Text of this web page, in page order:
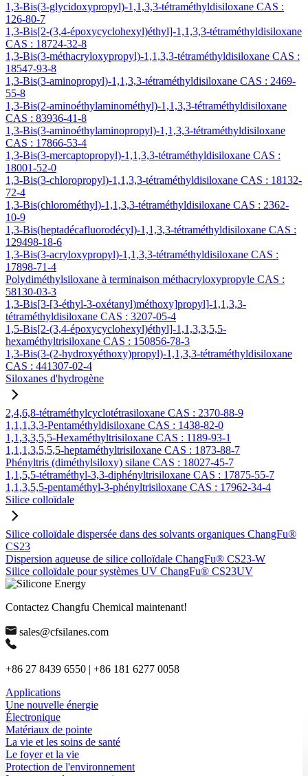
1,3-Bis(3-glycidoxypropyl)-1,1,3,3-tétraméthyldisiloxane CAS :
126-80-7
1,3-Bis[2-(3,4-époxycyclohexyl)éthyl]-1,1,3,3-tétraméthyldisiloxane
CAS : 18724-32-8
1,3-Bis(3-méthacryloxypropyl)-1,1,3,3-tétraméthyldisiloxane CAS :
18547-93-8
1,3-Bis(3-aminopropyl)-1,1,3,3-tétraméthyldisiloxane CAS : 2469-
55-8
1,3-Bis(2-aminoéthylaminométhyl)-1,1,3,3-tétraméthyldisiloxane
CAS : 83936-41-8
1,3-Bis(3-aminoéthylaminopropyl)-1,1,3,3-tétraméthyldisiloxane
CAS : 17866-53-4
1,3-Bis(3-mercaptopropyl)-1,1,3,3-tétraméthyldisiloxane CAS :
18001-52-0
1,3-Bis(3-chloropropyl)-1,1,3,3-tétraméthyldisiloxane CAS : 18132-
72-4
1,3-Bis(chlorométhyl)-1,1,3,3-tétraméthyldisiloxane CAS : 2362-
10-9
1,3-Bis(heptadécafluorodécyl)-1,1,3,3-tétraméthyldisiloxane CAS :
129498-18-6
1,3-Bis(3-acryloxypropyl)-1,1,3,3-tétraméthyldisiloxane CAS :
17898-71-4
Polydiméthylsiloxane à terminaison méthacryloxypropyle CAS :
58130-03-3
1,3-Bis[3-[3-éthyl-3-oxétanyl)méthoxy]propyl]-1,1,3,3-
tétraméthyldisiloxane CAS : 3207-05-4
1,5-Bis[2-(3,4-époxycyclohexyl)éthyl]-1,1,3,3,5,5-
hexaméthyltrisiloxane CAS : 150856-78-3
1,3-Bis(3-(2-hydroxyéthoxy)propyl)-1,1,3,3-tétraméthyldisiloxane
CAS : 441307-02-4
Siloxanes d'hydrogène
2,4,6,8-tétraméthylcyclotétrasiloxane CAS : 2370-88-9
1,1,1,3,3-Pentaméthyldisiloxane CAS : 1438-82-0
1,1,3,3,5,5-Hexaméthyltrisiloxane CAS : 1189-93-1
1,1,1,3,5,5,5-heptaméthyltrisiloxane CAS : 1873-88-7
Phényltris (diméthylsiloxy) silane CAS : 18027-45-7
1,1,5,5-tétraméthyl-3,3-diphényltrisiloxane CAS : 17875-55-7
1,1,3,5,5-pentaméthyl-3-phényltrisiloxane CAS : 17962-34-4
Silice colloïdale
Silice colloïdale dispersée dans des solvants organiques ChangFu®
CS23
Dispersion aqueuse de silice colloïdale ChangFu® CS23-W
Silice colloïdale pour systèmes UV ChangFu® CS23UV
Contactez Changfu Chemical maintenant!
sales@cfsilanes.com
+86 27 8439 6550 | +86 181 6277 0058
Applications
Une nouvelle énergie
Électronique
Matériaux de pointe
La vie et les soins de santé
Le foyer et la vie
Protection de l'environnement